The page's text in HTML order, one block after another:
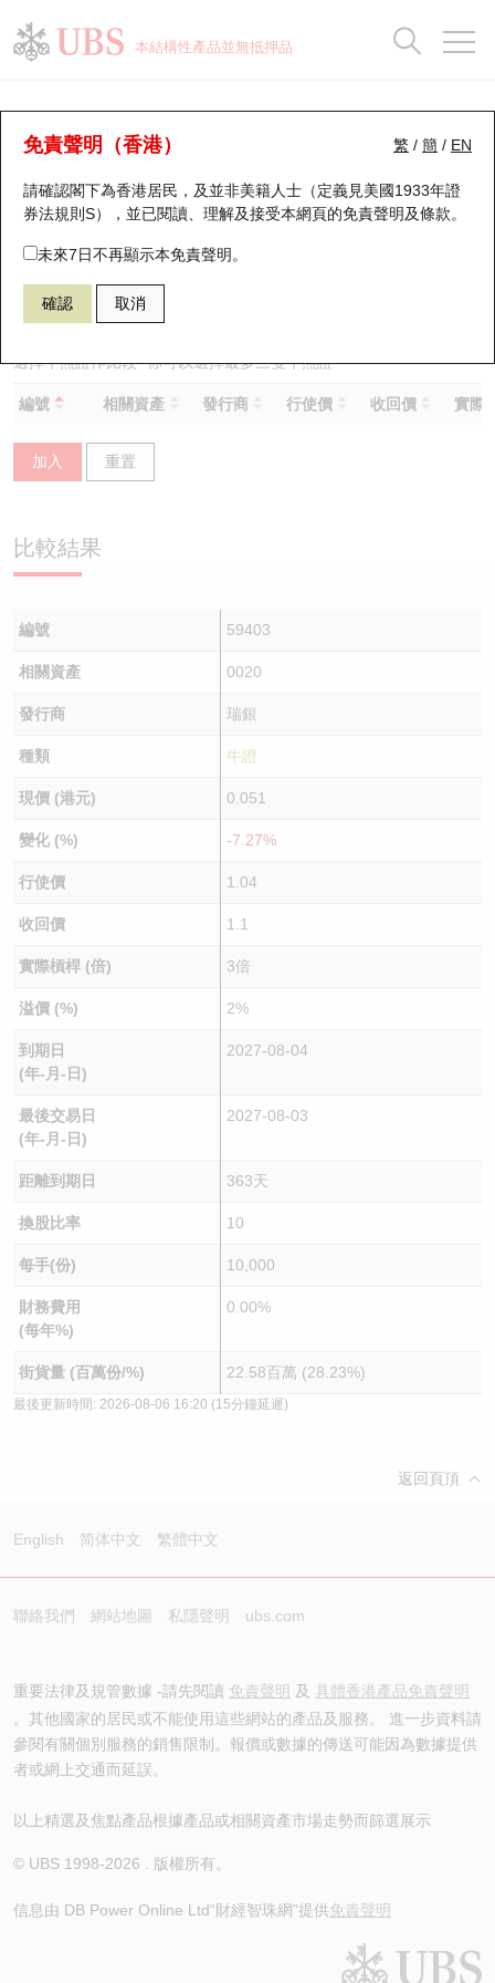
本結構性產品並無抵押品
繁 / 簡 / EN
免責聲明（香港）
請確認閣下為香港居民，及並非美籍人士（定義見美國1933年證
券法規則S），並已閱讀、理解及接受本網頁的免責聲明及條款。
未來7日不再顯示本免責聲明。
確認 取消
牛熊證分析儀
表現 街貨統計 比較
59403 瑞銀牛證 0020 商湯－Ｗ
選擇牛熊證作比較 *你可以選擇最多三隻牛熊證
編號 相關資產 發行商 行使價 收回價 實際
加入 重置
比較結果
編號 59403
相關資產 0020
發行商 瑞銀
種類 牛證
現價 (港元) 0.051
變化 (%) -7.27%
行使價 1.04
收回價 1.1
實際槓桿 (倍) 3倍
溢價 (%) 2%
到期日
(年-月-日)
2027-08-04
最後交易日
(年-月-日)
2027-08-03
距離到期日 363天
換股比率 10
每手(份) 10,000
財務費用
(每年%)
0.00%
街貨量 (百萬份/%) 22.58百萬 (28.23%)
最後更新時間: 2026-08-06 16:20 (15分鐘延遲)
返回頁頂
English 简体中文 繁體中文
聯絡我們 網站地圖 私隱聲明 ubs.com
重要法律及規管數據 -請先閱讀 免責聲明 及 具體香港產品免責聲明
。其他國家的居民或不能使用這些網站的產品及服務。 進一步資料請
參閱有關個別服務的銷售限制。報價或數據的傳送可能因為數據提供
者或網上交通而延誤。
以上精選及焦點產品根據產品或相關資產市場走勢而篩選展示
© UBS 1998-2026 . 版權所有。
信息由 DB Power Online Ltd“財經智珠網”提供免責聲明
瑞銀認股證一覽
新發行瑞銀認股證
即將到期認股證
認股證到期結算價查詢
認股證分析儀
認股證速算機
引伸波幅比較圖
認股證文件及公告
認股證文件及公告 (瑞信)
街貨統計
比較
牛熊全景快搜
牛熊證搜尋
牛熊證街貨分佈圖
正股牛熊證列表
新發行瑞銀牛熊證
已收回牛熊證剩餘價值
即將到期牛熊證
牛熊證分析儀
牛熊證速算機
牛熊證文件及公告 (瑞信)
街貨統計
比較
十大升幅/跌幅
十大認股證成交分佈
十天股證佔大市成交
資金流
街貨統計
三十大平均引伸波幅
正股分析儀
二十大活躍股份
恒指成份股
國指成份股
科指成份股
相關資產沽空
業績及經濟日曆
AH 股價對照
即市板塊表現
收市競價變化
持股比重
顯示所有持股比重
每月輪證大市專題
輪證專欄
講座及教育短片
認股證投資者教育
牛熊證投資者教育
認股證牛熊證常問問題